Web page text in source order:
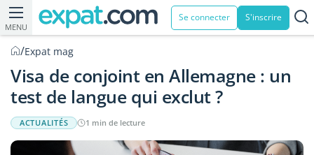
MENU
Se connecter S'inscrire
/Expat mag
Visa de conjoint en Allemagne : un
test de langue qui exclut ?
ACTUALITÉS 1 min de lecture